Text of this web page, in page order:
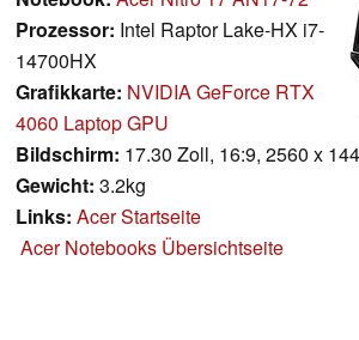
Prozessor: Intel Raptor Lake-HX i7-
14700HX
Grafikkarte: NVIDIA GeForce RTX
4060 Laptop GPU
Bildschirm: 17.30 Zoll, 16:9, 2560 x
Gewicht: 3.2kg
Links: Acer Startseite
Acer Notebooks Übersichtseite